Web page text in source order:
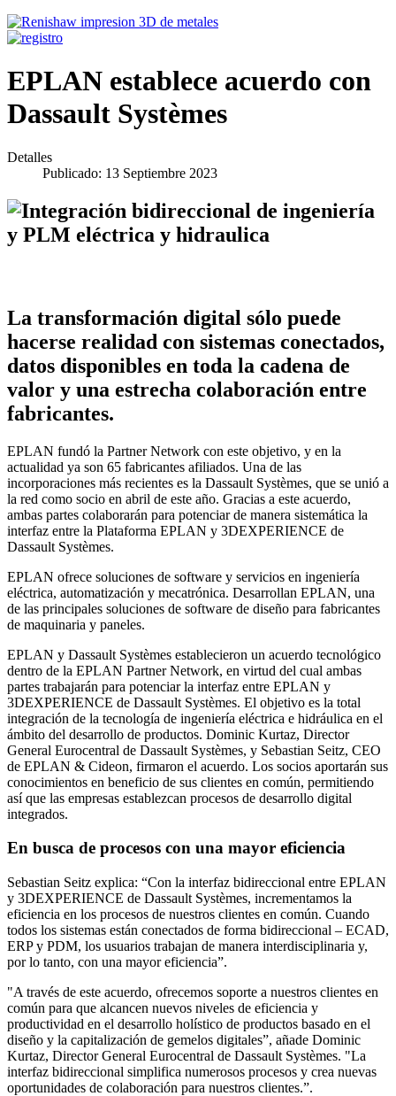
EPLAN establece acuerdo con
Dassault Systèmes
Detalles
Publicado: 13 Septiembre 2023
La transformación digital sólo puede
hacerse realidad con sistemas conectados,
datos disponibles en toda la cadena de
valor y una estrecha colaboración entre
fabricantes.
EPLAN fundó la Partner Network con este objetivo, y en la
actualidad ya son 65 fabricantes afiliados. Una de las
incorporaciones más recientes es la Dassault Systèmes, que se unió a
la red como socio en abril de este año. Gracias a este acuerdo,
ambas partes colaborarán para potenciar de manera sistemática la
interfaz entre la Plataforma EPLAN y 3DEXPERIENCE de
Dassault Systèmes.
EPLAN ofrece soluciones de software y servicios en ingeniería
eléctrica, automatización y mecatrónica. Desarrollan EPLAN, una
de las principales soluciones de software de diseño para fabricantes
de maquinaria y paneles.
EPLAN y Dassault Systèmes establecieron un acuerdo tecnológico
dentro de la EPLAN Partner Network, en virtud del cual ambas
partes trabajarán para potenciar la interfaz entre EPLAN y
3DEXPERIENCE de Dassault Systèmes. El objetivo es la total
integración de la tecnología de ingeniería eléctrica e hidráulica en el
ámbito del desarrollo de productos. Dominic Kurtaz, Director
General Eurocentral de Dassault Systèmes, y Sebastian Seitz, CEO
de EPLAN & Cideon, firmaron el acuerdo. Los socios aportarán sus
conocimientos en beneficio de sus clientes en común, permitiendo
así que las empresas establezcan procesos de desarrollo digital
integrados.
En busca de procesos con una mayor eficiencia
Sebastian Seitz explica: “Con la interfaz bidireccional entre EPLAN
y 3DEXPERIENCE de Dassault Systèmes, incrementamos la
eficiencia en los procesos de nuestros clientes en común. Cuando
todos los sistemas están conectados de forma bidireccional – ECAD,
ERP y PDM, los usuarios trabajan de manera interdisciplinaria y,
por lo tanto, con una mayor eficiencia”.
"A través de este acuerdo, ofrecemos soporte a nuestros clientes en
común para que alcancen nuevos niveles de eficiencia y
productividad en el desarrollo holístico de productos basado en el
diseño y la capitalización de gemelos digitales”, añade Dominic
Kurtaz, Director General Eurocentral de Dassault Systèmes. "La
interfaz bidireccional simplifica numerosos procesos y crea nuevas
oportunidades de colaboración para nuestros clientes.”.